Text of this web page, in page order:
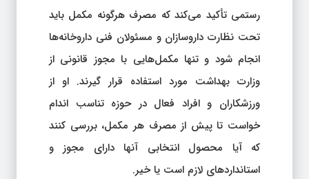
رستمی تأکید می‌کند که مصرف هرگونه مکمل باید
تحت نظارت داروسازان و مسئولان فنی داروخانه‌ها
انجام شود و تنها مکمل‌هایی با مجوز قانونی از
وزارت بهداشت مورد استفاده قرار گیرند. او از
ورزشکاران و افراد فعال در حوزه تناسب اندام
خواست تا پیش از مصرف هر مکمل، بررسی کنند
که آیا محصول انتخابی آنها دارای مجوز و
استانداردهای لازم است یا خیر.